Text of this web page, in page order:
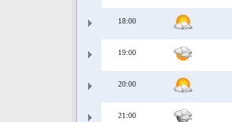
18:00
19:00
20:00
21:00